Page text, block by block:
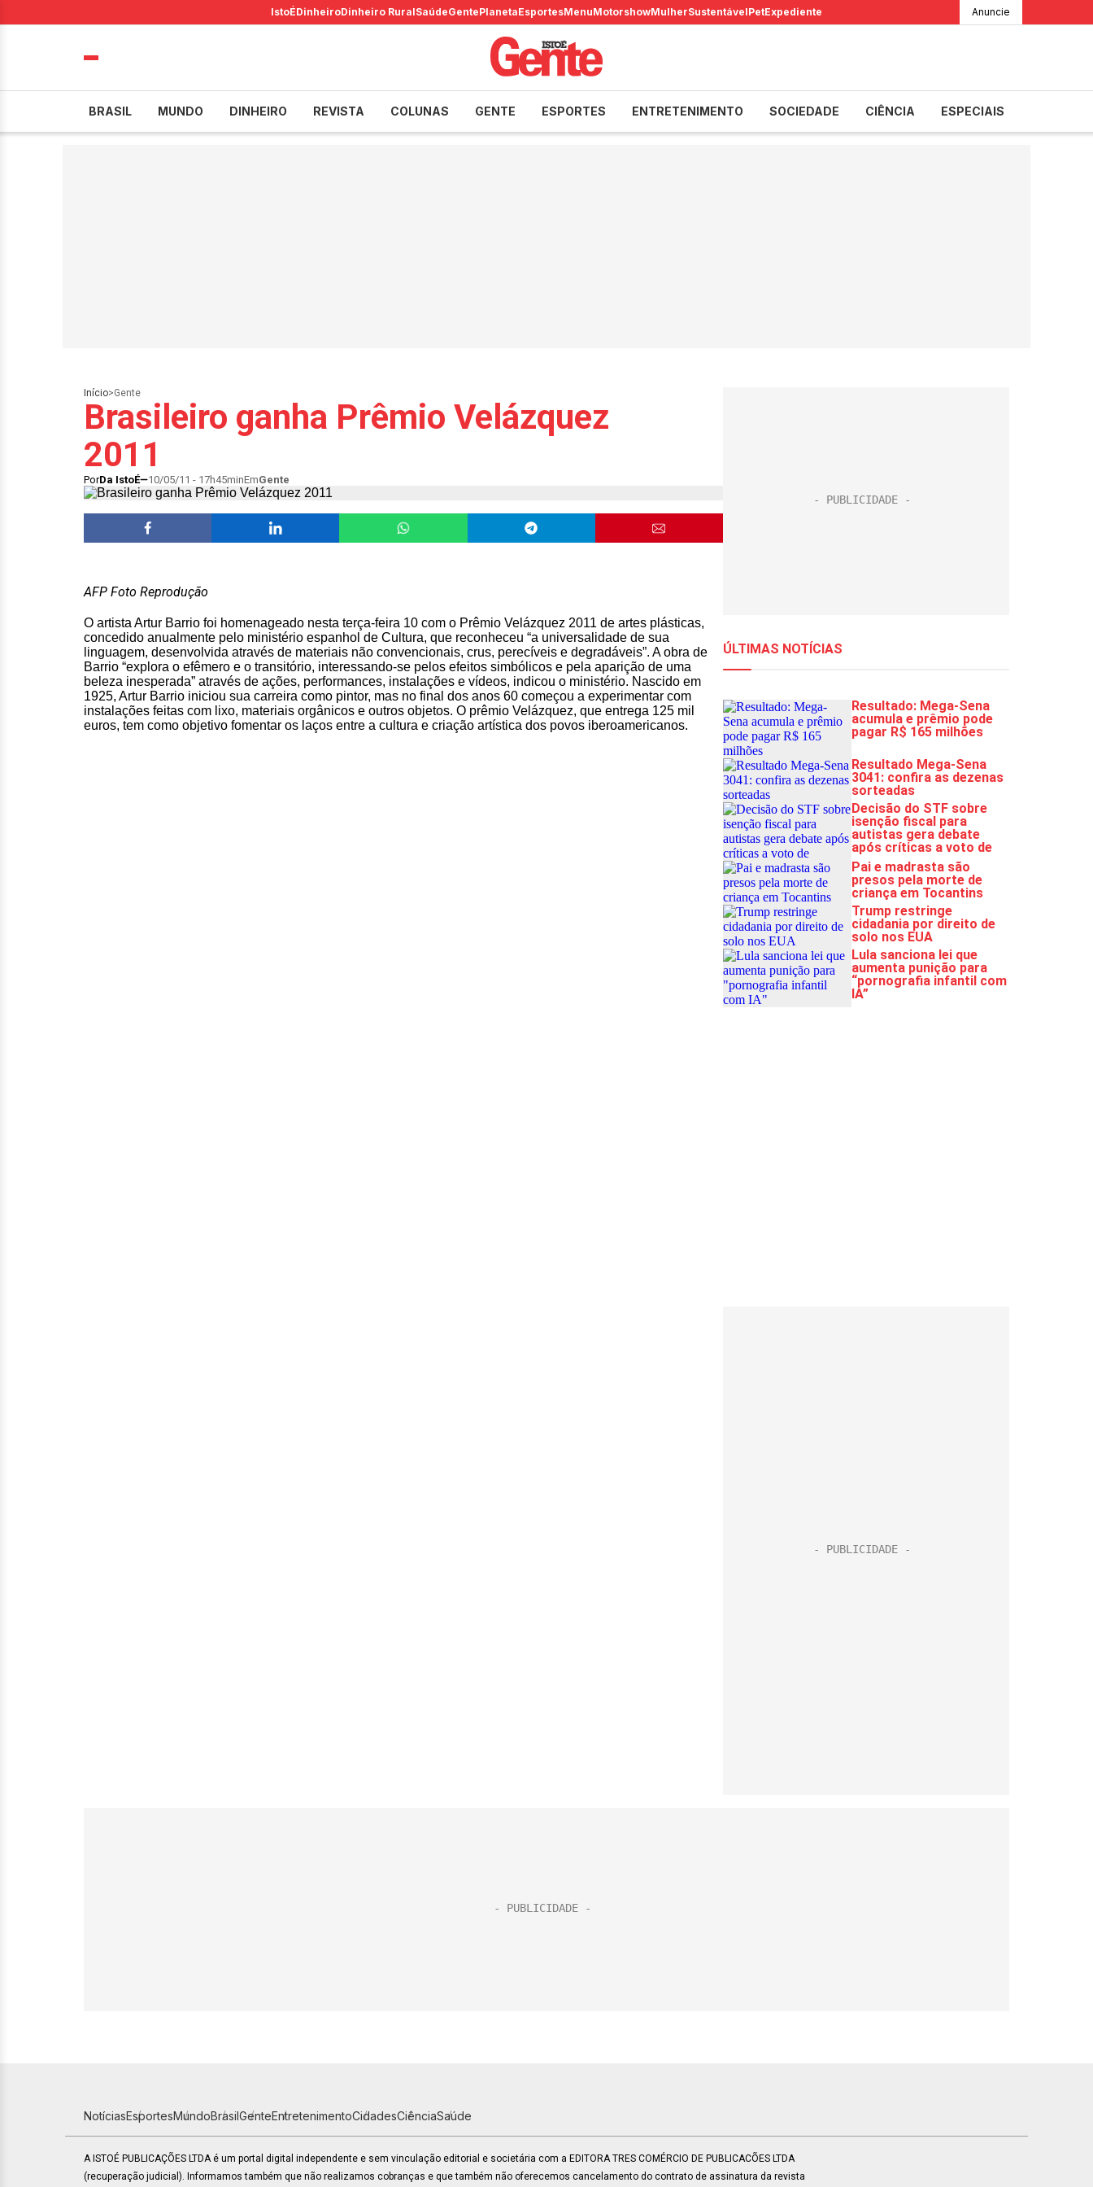
IstoÉDinheiroDinheiro RuralSaúdeGentePlanetaEsportesMenuMotorshowMulherSustentávelPetExpediente Anuncie
BRASIL MUNDO DINHEIRO REVISTA COLUNAS GENTE ESPORTES ENTRETENIMENTO SOCIEDADE CIÊNCIA ESPECIAIS
Início>Gente
Brasileiro ganha Prêmio Velázquez
2011
PorDa IstoÉ 10/05/11 - 17h45minEmGente
AFP Foto Reprodução
O artista Artur Barrio foi homenageado nesta terça-feira 10 com o Prêmio Velázquez 2011 de artes plásticas,
concedido anualmente pelo ministério espanhol de Cultura, que reconheceu “a universalidade de sua
linguagem, desenvolvida através de materiais não convencionais, crus, perecíveis e degradáveis”. A obra de
Barrio “explora o efêmero e o transitório, interessando-se pelos efeitos simbólicos e pela aparição de uma
beleza inesperada” através de ações, performances, instalações e vídeos, indicou o ministério. Nascido em
1925, Artur Barrio iniciou sua carreira como pintor, mas no final dos anos 60 começou a experimentar com
instalações feitas com lixo, materiais orgânicos e outros objetos. O prêmio Velázquez, que entrega 125 mil
euros, tem como objetivo fomentar os laços entre a cultura e criação artística dos povos iberoamericanos.
NotíciasEsportesMundoBrasilGenteEntretenimentoCidadesCiênciaSaúde
A ISTOÉ PUBLICAÇÕES LTDA é um portal digital independente e sem vinculação editorial e societária com a EDITORA TRES COMÉRCIO DE PUBLICACÕES LTDA
(recuperação judicial). Informamos também que não realizamos cobranças e que também não oferecemos cancelamento do contrato de assinatura da revista